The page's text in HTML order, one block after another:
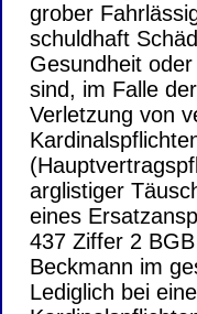
grober
schuldhaft
Gesundheit
sind, im Falle
Verletzung von
arglistiger
eines
437 Ziffer 2
Beckmann im
Lediglich bei